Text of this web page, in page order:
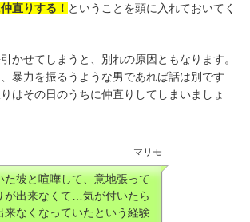
直りする！ ということを頭に入れておいてく
かせてしまうと、別れの原因ともなります。
暴力を振るうような男であれば話は別です
はその日のうちに仲直りしてしまいましょ
マリモ
た彼と喧嘩して、意地張って
が出来なくて…気が付いたら
来なくなっていたという経験